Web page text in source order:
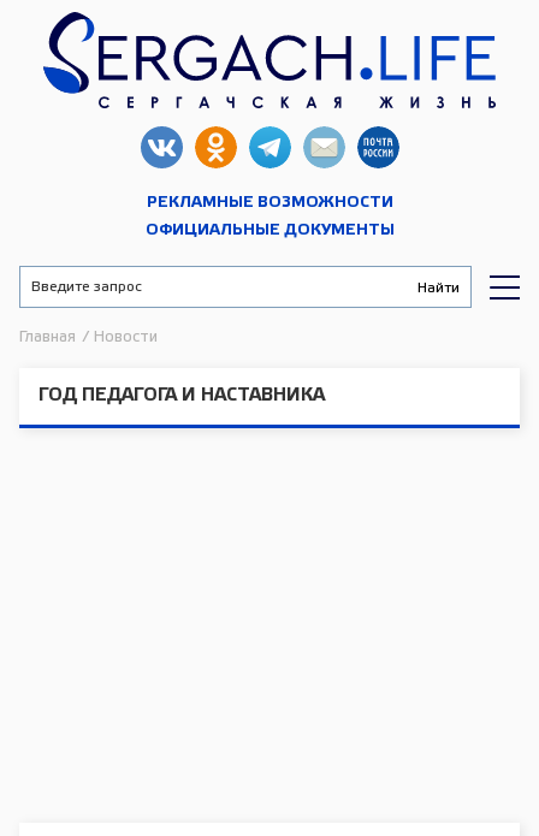
РЕКЛАМНЫЕ ВОЗМОЖНОСТИ
ОФИЦИАЛЬНЫЕ ДОКУМЕНТЫ
Главная / Новости
ГОД ПЕДАГОГА И НАСТАВНИКА